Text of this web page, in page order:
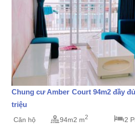
Chung cư Amber Court 94m2 đầy
triệu
Căn hộ 94m2 m2 2